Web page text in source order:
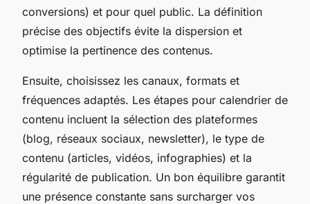
conversions) et pour quel public. La définition
précise des objectifs évite la dispersion et
optimise la pertinence des contenus.
Ensuite, choisissez les canaux, formats et
fréquences adaptés. Les étapes pour calendrier de
contenu incluent la sélection des plateformes
(blog, réseaux sociaux, newsletter), le type de
contenu (articles, vidéos, infographies) et la
régularité de publication. Un bon équilibre garantit
une présence constante sans surcharger vos